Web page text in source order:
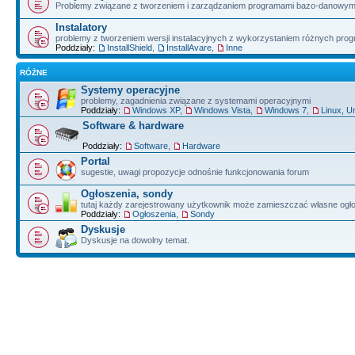
Problemy związane z tworzeniem i zarządzaniem programami bazo-
Instalatory
problemy z tworzeniem wersji instalacyjnych z wykorzystaniem różnych
Poddziały:
InstallShield InstallAvare Inne
RÓŻNE
Systemy operacyjne
problemy, zagadnienia związane z systemami operacyjnymi
Poddziały:
Windows XP, Windows Vista Windows 7 Linux,
Software & hardware
Poddziały: Software Hardware
Portal
sugestie, uwagi propozycje odnośnie funkcjonowania forum
Ogłoszenia, sondy
tutaj każdy zarejestrowany użytkownik może zamieszczać własne
Poddziały:
Ogłoszenia Sondy
Dyskusje
Dyskusje na dowolny temat.